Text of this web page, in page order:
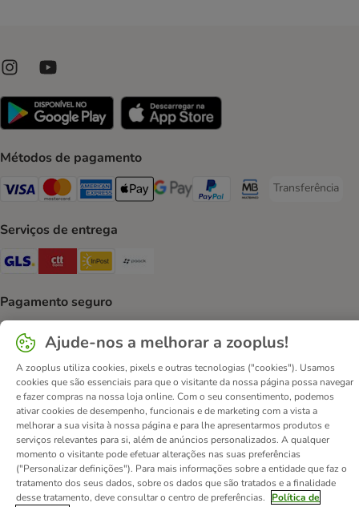
Métodos de pagamento
Visa Payment Method
Mastercard Payment Method
American Express Payment Method
Apple Pay Payment Method
Google Pay Payment Method
PayPal Payment Method
Multibanco Payment
Transferência
Transferência
Serviços de entrega
GLS Shipping Method
CTTExpress Shipping Method
InPost Shipping Method
Pagamento seguro
Contactos Custos de envio
Aviso legal
Condições gerais de utilização
Formulário de retratação
Métodos de pagamento
Quem somos DSA
Emprego
Política de privacidade
Website Corporativo
Ajude-nos a melhorar a zooplus!
A zooplus utiliza cookies, pixels e outras tecnologias ("cookies"). Usamos
cookies que são essenciais para que o visitante da nossa página possa navegar
e fazer compras na nossa loja online. Com o seu consentimento, podemos
ativar cookies de desempenho, funcionais e de marketing com a vista a
melhorar a sua visita à nossa página e para lhe apresentarmos produtos e
serviços relevantes para si, além de anúncios personalizados. A qualquer
momento o visitante pode efetuar alterações nas suas preferências
("Personalizar definições"). Para mais informações sobre a entidade que faz o
tratamento dos seus dados, sobre os dados que são tratados e a finalidade
desse tratamento, deve consultar o centro de preferências.
Política de